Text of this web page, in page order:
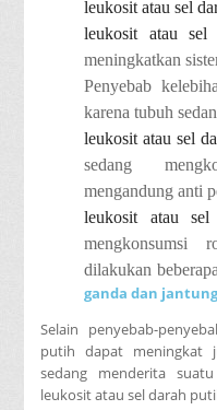
leukosit atau sel
leukosit atau sel
meningkatkan
Penyebab
karena tubuh
leukosit atau sel
sedang
mengandung anti
leukosit atau sel
mengkonsumsi
dilakukan
ganda dan
Selain penyebab-
putih dapat meningkat
sedang menderita
leukosit atau sel darah